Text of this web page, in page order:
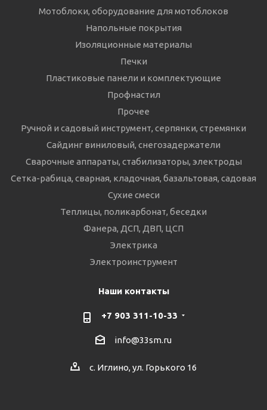
Мотоблоки, оборудование для мотоблоков
Напольные покрытия
Изоляционные материалы
Печки
Пластиковые панели и комплектующие
Профнастил
Прочее
Ручной и садовый инструмент, серпянки, стремянки
Сайдинг виниловый, снегозадержатели
Сварочные аппараты, стабилизаторы, электроды
Сетка-рабица, сварная, кладочная, базальтовая, садовая
Сухие смеси
Теплицы, поликарбонат, беседки
Фанера, ДСП, ДВП, ЦСП
Электрика
Электроинструмент
Наши контакты
+7 903 311-10-33
info@33sm.ru
с. Иглино, ул. Горького 16